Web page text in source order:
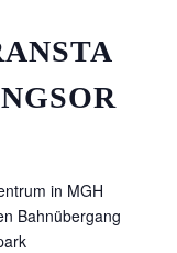
in MGH
Bahnübergang